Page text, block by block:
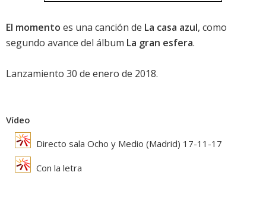
El momento es una canción de La casa azul, como
segundo avance del álbum La gran esfera.
Lanzamiento 30 de enero de 2018.
Vídeo
Directo sala Ocho y Medio (Madrid) 17-11-17
Con la letra